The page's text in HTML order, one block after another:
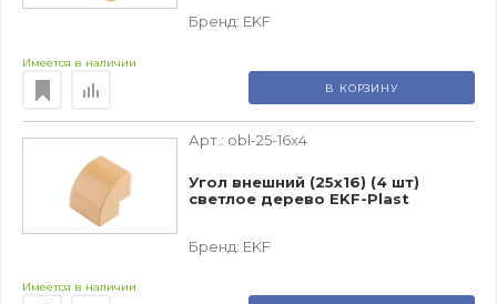
Бренд: EKF
Имеется в наличии
В КОРЗИНУ
Арт.: obl-25-16x4
Угол внешний (25х16) (4 шт)
светлое дерево EKF-Plast
Бренд: EKF
Имеется в наличии